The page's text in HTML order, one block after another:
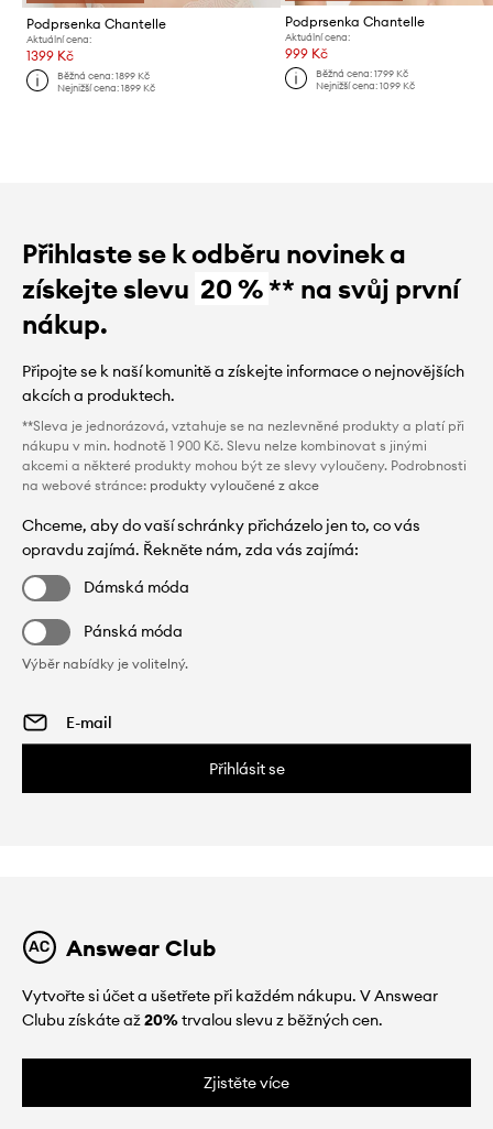
Podprsenka Chantelle
Aktuální cena:
1399 Kč
Běžná cena:1899 Kč
Nejnižší cena:1899 Kč
Podprsenka Chantelle
Aktuální cena:
999 Kč
Běžná cena: 1799 Kč
Nejnižší cena: 1099 Kč
Přihlaste se k odběru novinek a
získejte slevu 20 %** na svůj první
nákup.
Připojte se k naší komunitě a získejte informace o nejnovějších
akcích a produktech.
**Sleva je jednorázová, vztahuje se na nezlevněné produkty a platí při
nákupu v min. hodnotě 1 900 Kč. Slevu nelze kombinovat s jinými
akcemi a některé produkty mohou být ze slevy vyloučeny. Podrobnosti
na webové stránce: produkty vyloučené z akce
Chceme, aby do vaší schránky přicházelo jen to, co vás
opravdu zajímá. Řekněte nám, zda vás zajímá:
Dámská móda
Pánská móda
Výběr nabídky je volitelný.
Přihlásit se
Answear Club
Vytvořte si účet a ušetřete při každém nákupu. V Answear
Clubu získáte až20%trvalou slevu z běžných cen.
Zjistěte více